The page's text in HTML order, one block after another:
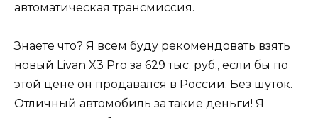
автоматическая трансмиссия.
Знаете что? Я всем буду рекомендовать взять
новый Livan X3 Pro за 629 тыс. руб., если бы по
этой цене он продавался в России. Без шуток.
Отличный автомобиль за такие деньги! Я